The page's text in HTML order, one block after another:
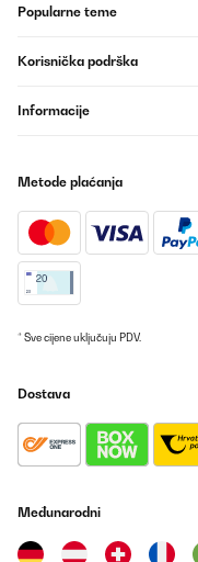
Usuario/a de amazon
Frites im Airfreyer
erstaunt, wie gut sie
Frühstückseier
groß genug für
Zustand durch die
Korb sind leicht unter
spontan den Deckel
mit Überzeugung
Prevedi
Cette friteuse tres
croustillantes comme
Popularne teme
Korisnička podrška
Informacije
Metode plaćanja
* Sve cijene uključuju PDV.
Dostava
Međunarodni